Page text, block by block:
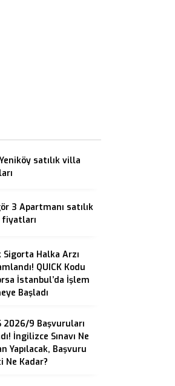
satılık villa
3 Apartmanı satılık
fiyatları
Sigorta Halka Arzı
QUICK Kodu
İstanbul’da İşlem
Başladı
2026/9 Başvuruları
İngilizce Sınavı Ne
Yapılacak, Başvuru
Ne Kadar?